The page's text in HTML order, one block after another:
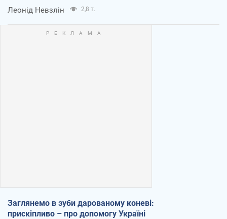
Леонід Невзлін 2,8 т.
Заглянемо в зуби дарованому коневі:
прискіпливо – про допомогу Україні